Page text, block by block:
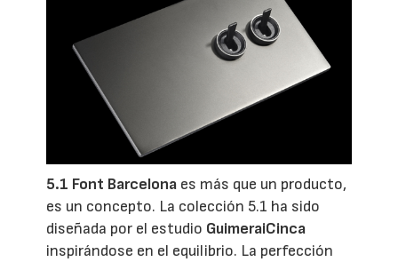
5.1 Font Barcelona es más que un producto,
es un concepto. La colección 5.1 ha sido
diseñada por el estudio GuimeraiCinca
inspirándose en el equilibrio. La perfección